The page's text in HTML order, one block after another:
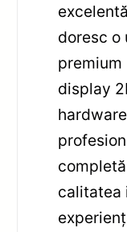
doresc o
premium
display
calitatea